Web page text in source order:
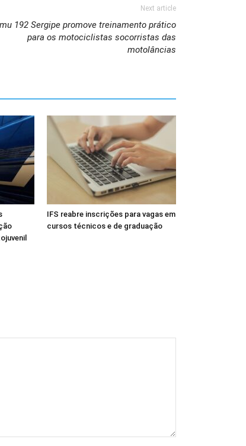
Next article
192 Sergipe promove treinamento prático
para os motociclistas socorristas das
motolâncias
IFS reabre inscrições para vagas em
cursos técnicos e de graduação